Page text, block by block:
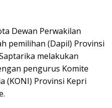
Dewan Perwakilan
pemilihan (Dapil) Provinsi
melakukan
pengurus Komite
(KONI) Provinsi Kepri